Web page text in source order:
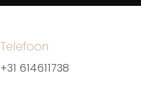
Telefoon
+31 614611738